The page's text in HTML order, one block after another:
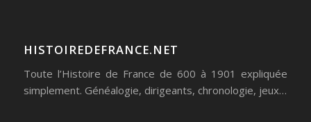
HISTOIREDEFRANCE.NET
Toute l’Histoire de France de 600 à 1901 expliquée
simplement. Généalogie, dirigeants, chronologie, jeux…